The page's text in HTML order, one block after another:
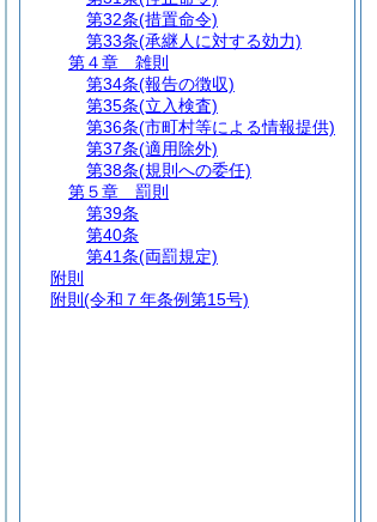
第32条(措置命令)
第33条(承継人に対する効力)
第４章
雑則
第34条(報告の徴収)
第35条(立入検査)
第36条(市町村等による情報提供)
第37条(適用除外)
第38条(規則への委任)
第５章
罰則
第39条
第40条
第41条(両罰規定)
附則
附則 (令和７年条例第15号)